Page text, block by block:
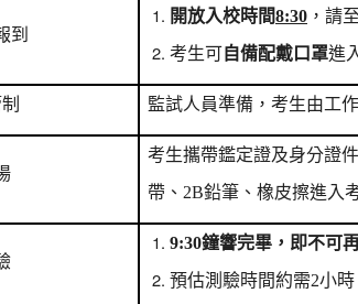
到
開放入校時間8:30 ，請
考生可自備配戴口罩進
監試人員準備，考生由工
考生攜帶鑑定證及身分證
帶、2B鉛筆、橡皮擦進入
9:30鐘響完畢，即不可
預估測驗時間約需2小